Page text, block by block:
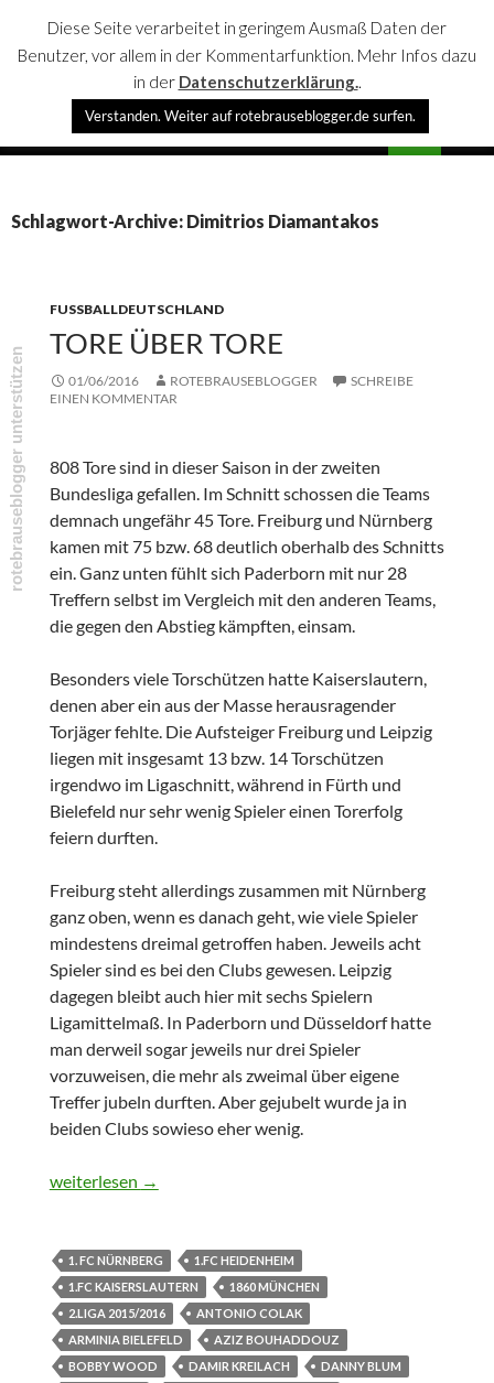
rotebrauseblogger
SPRINGE
Schlagwort-Archive: Dimitrios Diamantakos
FUSSBALLDEUTSCHLAND
TORE ÜBER TORE
01/06/2016 ROTEBRAUSEBLOGGER
SCHREIBE
EINEN KOMMENTAR
808 Tore sind in dieser Saison in der zweiten
Bundesliga gefallen. Im Schnitt schossen die Teams
demnach ungefähr 45 Tore. Freiburg und Nürnberg
kamen mit 75 bzw. 68 deutlich oberhalb des Schnitts
ein. Ganz unten fühlt sich Paderborn mit nur 28
Treffern selbst im Vergleich mit den anderen Teams,
die gegen den Abstieg kämpften, einsam.
Besonders viele Torschützen hatte Kaiserslautern,
denen aber ein aus der Masse herausragender
Torjäger fehlte. Die Aufsteiger Freiburg und Leipzig
liegen mit insgesamt 13 bzw. 14 Torschützen
irgendwo im Ligaschnitt, während in Fürth und
Bielefeld nur sehr wenig Spieler einen Torerfolg
feiern durften.
Freiburg steht allerdings zusammen mit Nürnberg
ganz oben, wenn es danach geht, wie viele Spieler
mindestens dreimal getroffen haben. Jeweils acht
Spieler sind es bei den Clubs gewesen. Leipzig
dagegen bleibt auch hier mit sechs Spielern
Ligamittelmaß. In Paderborn und Düsseldorf hatte
man derweil sogar jeweils nur drei Spieler
vorzuweisen, die mehr als zweimal über eigene
Treffer jubeln durften. Aber gejubelt wurde ja in
beiden Clubs sowieso eher wenig.
Tore über Tore
weiterlesen →
1. FC NÜRNBERG
1.FC HEIDENHEIM
1.FC KAISERSLAUTERN
1860 MÜNCHEN
2.LIGA 2015/2016
ANTONIO COLAK
ARMINIA BIELEFELD
AZIZ BOUHADDOUZ
BOBBY WOOD
DAMIR KREILACH
DANNY BLUM
Diese Seite verarbeitet in geringem Ausmaß Daten der
Benutzer, vor allem in der Kommentarfunktion. Mehr Infos dazu
in der Datenschutzerklärung..
Verstanden. Weiter auf rotebrauseblogger.de surfen.
rotebrauseblogger unterstützen